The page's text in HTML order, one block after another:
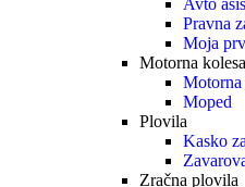
Avto
Pravna
Moja
Motorna kolesa
Motorna
Moped
Plovila
Kasko
Zračna plovila